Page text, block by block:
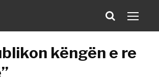
këngën e re